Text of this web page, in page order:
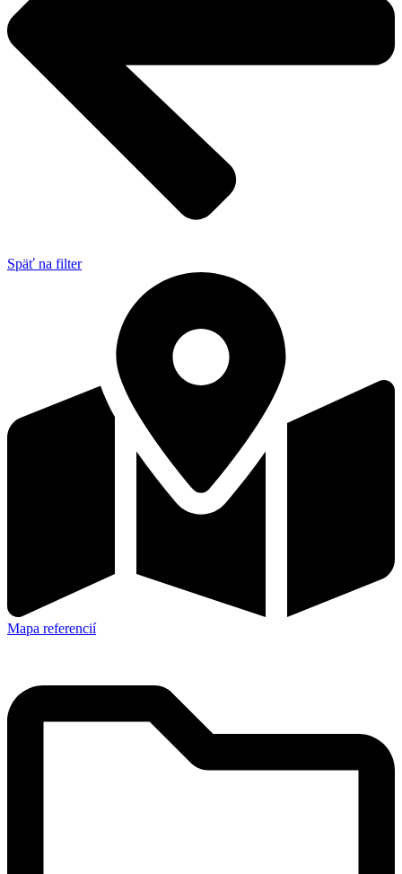
Späť na filter
Mapa referencií